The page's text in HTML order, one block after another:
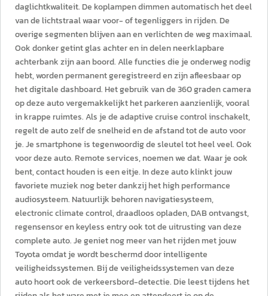
daglichtkwaliteit. De koplampen dimmen automatisch het deel
van de lichtstraal waar voor- of tegenliggers in rijden. De
overige segmenten blijven aan en verlichten de weg maximaal.
Ook donker getint glas achter en in delen neerklapbare
achterbank zijn aan boord. Alle functies die je onderweg nodig
hebt, worden permanent geregistreerd en zijn afleesbaar op
het digitale dashboard. Het gebruik van de 360 graden camera
op deze auto vergemakkelijkt het parkeren aanzienlijk, vooral
in krappe ruimtes. Als je de adaptive cruise control inschakelt,
regelt de auto zelf de snelheid en de afstand tot de auto voor
je. Je smartphone is tegenwoordig de sleutel tot heel veel. Ook
voor deze auto. Remote services, noemen we dat. Waar je ook
bent, contact houden is een eitje. In deze auto klinkt jouw
favoriete muziek nog beter dankzij het high performance
audiosysteem. Natuurlijk behoren navigatiesysteem,
electronic climate control, draadloos opladen, DAB ontvangst,
regensensor en keyless entry ook tot de uitrusting van deze
complete auto. Je geniet nog meer van het rijden met jouw
Toyota omdat je wordt beschermd door intelligente
veiligheidssystemen. Bij de veiligheidssystemen van deze
auto hoort ook de verkeersbord-detectie. Die leest tijdens het